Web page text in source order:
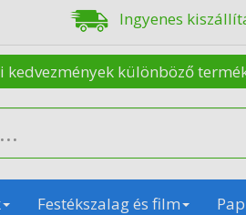
Ingyenes
különböző
Festékszalag és film